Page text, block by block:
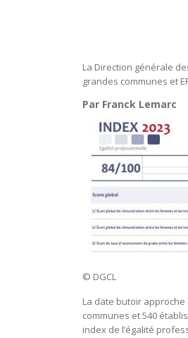
La Direction générale
grandes communes et
Par Franck Lemarc
© DGCL
La date butoir approche
communes et 540
index de l’égalité